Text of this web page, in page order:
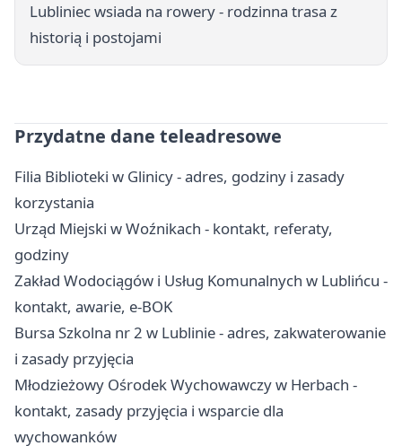
Lubliniec wsiada na rowery - rodzinna trasa z
historią i postojami
Przydatne dane teleadresowe
Filia Biblioteki w Glinicy - adres, godziny i zasady
korzystania
Urząd Miejski w Woźnikach - kontakt, referaty,
godziny
Zakład Wodociągów i Usług Komunalnych w Lublińcu -
kontakt, awarie, e-BOK
Bursa Szkolna nr 2 w Lublinie - adres, zakwaterowanie
i zasady przyjęcia
Młodzieżowy Ośrodek Wychowawczy w Herbach -
kontakt, zasady przyjęcia i wsparcie dla
wychowanków